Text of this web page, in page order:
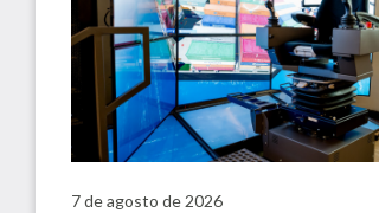
7 de agosto de 2026